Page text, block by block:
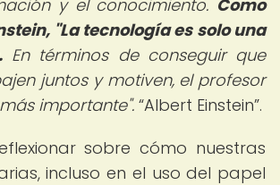
y el conocimiento. Como
"La tecnología es solo una
En términos de conseguir que
juntos y motiven, el profesor
importante". Albert Einstein .
sobre cómo nuestras
incluso en el uso del papel